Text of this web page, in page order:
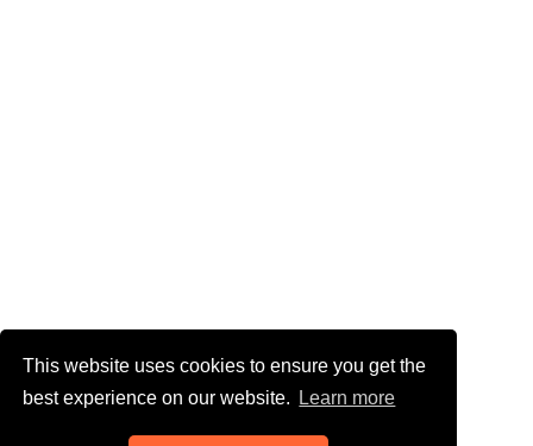
This website uses cookies to ensure you get the
best experience on our website.
Learn more